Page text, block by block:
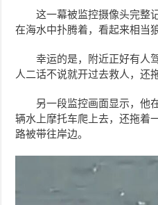
这一幕被监控摄像头完整
在海水中扑腾着，看起来相当狼
幸运的是，附近正好有人
人二话不说就开过去救人，还
另一段监控画面显示，他
辆水上摩托车爬上去，还拖着
路被带往岸边。